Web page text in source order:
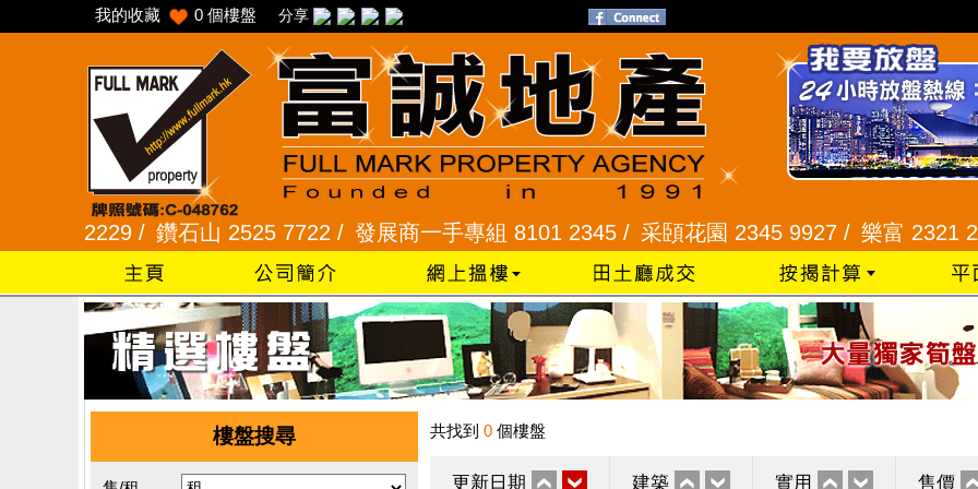
我的收藏 0 個樓盤 分享
2229 /鑽石山 2525 7722 /發展商一手專組 8101 2345 /采頣花園 2345 9927 /樂富 2321 2287 /
樓盤搜尋 共找到 0 個樓盤
更新日期 建築 實用 售價